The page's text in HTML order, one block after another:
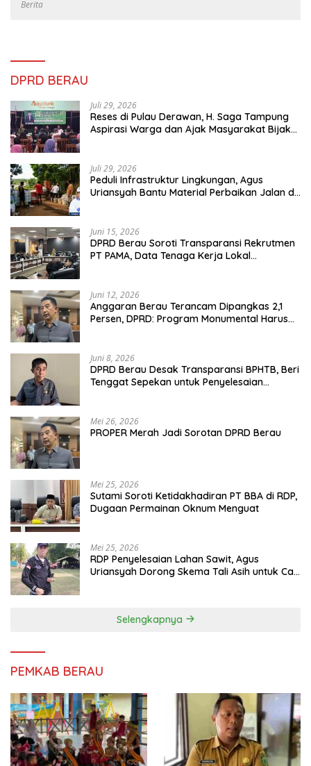
Berita
DPRD BERAU
Juli 29, 2026
Reses di Pulau Derawan, H. Saga Tampung
Aspirasi Warga dan Ajak Masyarakat Bijak
Juli 29, 2026
Peduli Infrastruktur Lingkungan, Agus
Uriansyah Bantu Material Perbaikan Jalan di
Juni 15, 2026
DPRD Berau Soroti Transparansi Rekrutmen
PT PAMA, Data Tenaga Kerja Lokal
Juni 12, 2026
Anggaran Berau Terancam Dipangkas 2,1
Persen, DPRD: Program Monumental Harus
Juni 8, 2026
DPRD Berau Desak Transparansi BPHTB, Beri
Tenggat Sepekan untuk Penyelesaian
Mei 26, 2026
PROPER Merah Jadi Sorotan DPRD Berau
Mei 25, 2026
Sutami Soroti Ketidakhadiran PT BBA di RDP,
Dugaan Permainan Oknum Menguat
Mei 25, 2026
RDP Penyelesaian Lahan Sawit, Agus
Uriansyah Dorong Skema Tali Asih untuk Cari
Selengkapnya
PEMKAB BERAU